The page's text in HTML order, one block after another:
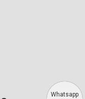
Whatsapp